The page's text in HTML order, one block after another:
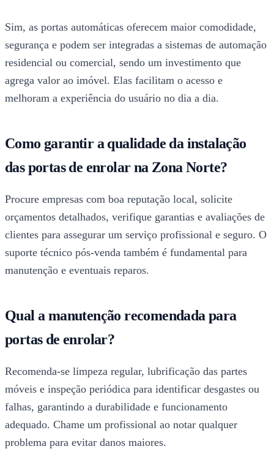
Sim, as portas automáticas oferecem maior comodidade,
segurança e podem ser integradas a sistemas de automação
residencial ou comercial, sendo um investimento que
agrega valor ao imóvel. Elas facilitam o acesso e
melhoram a experiência do usuário no dia a dia.
Como garantir a qualidade da instalação
das portas de enrolar na Zona Norte?
Procure empresas com boa reputação local, solicite
orçamentos detalhados, verifique garantias e avaliações de
clientes para assegurar um serviço profissional e seguro. O
suporte técnico pós-venda também é fundamental para
manutenção e eventuais reparos.
Qual a manutenção recomendada para
portas de enrolar?
Recomenda-se limpeza regular, lubrificação das partes
móveis e inspeção periódica para identificar desgastes ou
falhas, garantindo a durabilidade e funcionamento
adequado. Chame um profissional ao notar qualquer
problema para evitar danos maiores.